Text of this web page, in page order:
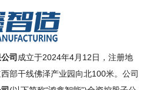
司 成立于2024年4月12日，注册地
部干线佛泽产业园向北100米。公司